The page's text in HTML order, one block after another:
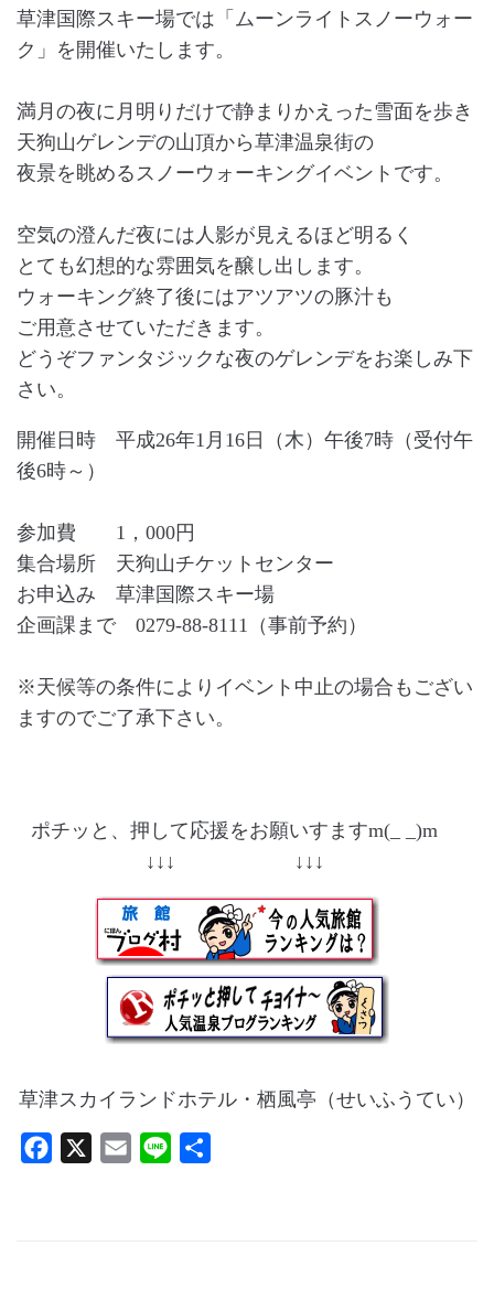
草津国際スキー場では「ムーンライトスノーウォー
ク」を開催いたします。
満月の夜に月明りだけで静まりかえった雪面を歩き
天狗山ゲレンデの山頂から草津温泉街の
夜景を眺めるスノーウォーキングイベントです。
空気の澄んだ夜には人影が見えるほど明るく
とても幻想的な雰囲気を醸し出します。
ウォーキング終了後にはアツアツの豚汁も
ご用意させていただきます。
どうぞファンタジックな夜のゲレンデをお楽しみ下
さい。
開催日時 平成26年1月16日（木）午後7時（受付午
後6時～）
参加費 1，000円
集合場所 天狗山チケットセンター
お申込み 草津国際スキー場
企画課まで 0279-88-8111（事前予約）
※天候等の条件によりイベント中止の場合もござい
ますのでご了承下さい。
ポチッと、押して応援をお願いすますm(_ _)m
↓↓↓ ↓↓↓
草津スカイランドホテル・栖風亭（せいふうてい）